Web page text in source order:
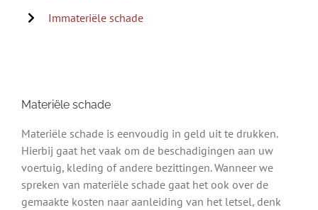
Immateriële schade
Materiële schade
Materiële schade is eenvoudig in geld uit te drukken.
Hierbij gaat het vaak om de beschadigingen aan uw
voertuig, kleding of andere bezittingen. Wanneer we
spreken van materiële schade gaat het ook over de
gemaakte kosten naar aanleiding van het letsel, denk